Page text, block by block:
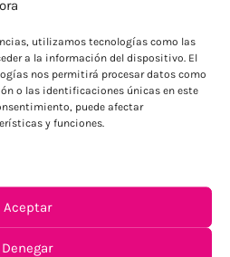
utilizamos tecnologías como las
a la información del dispositivo. El
nos permitirá procesar datos como
o las identificaciones únicas en este
puede afectar
y funciones.
Aceptar
Denegar
= LA NUESTRA
nuestro objetivo